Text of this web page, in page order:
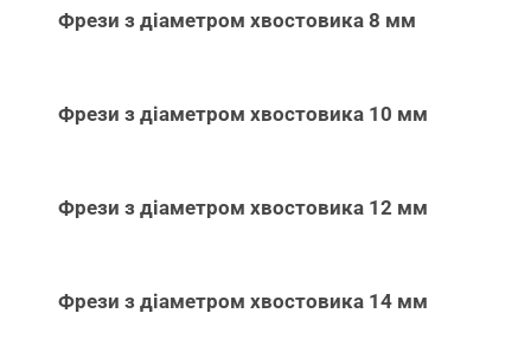
Фрези з діаметром хвостовика 8 мм
Фрези з діаметром хвостовика 10 мм
Фрези з діаметром хвостовика 12 мм
Фрези з діаметром хвостовика 14 мм